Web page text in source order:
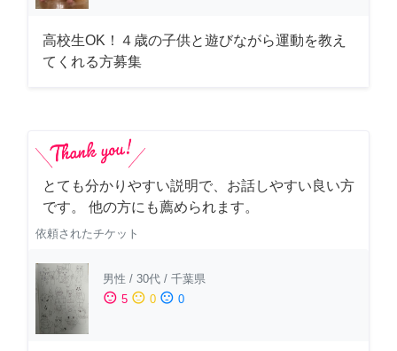
高校生OK！４歳の子供と遊びながら運動を教え
てくれる方募集
とても分かりやすい説明で、お話しやすい良い方
です。 他の方にも薦められます。
依頼されたチケット
男性 / 30代 / 千葉県
sentiment_satisfied 5 sentiment_neutral 0 sentiment_dissatisfied 0